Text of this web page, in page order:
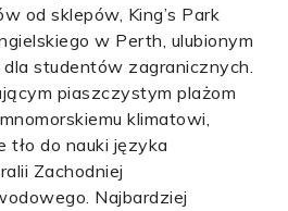
od sklepów, King’s Park
w Perth, ulubionym
dla studentów zagranicznych.
piaszczystym plażom
klimatowi,
tło do nauki języka
Zachodniej
Najbardziej